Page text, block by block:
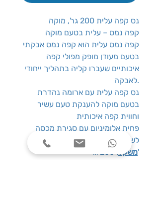
נס קפה עלית 200 גר', מוקה
קפה נמס – עלית בטעם מוקה
קפה נמס עלית הוא קפה נמס אבקתי
בטעם מעודן מופק מפולי קפה
איכותיים שעברו קליה בתהליך ייחודי
לאבקה.
נס קפה עלית עם ארומה נהדרת
בטעם מוקה להענקת טעם עשיר
וחווית קפה איכותית
פחית אלומיניום עם סגירת מכסה
לשמירת הטריות
משקל: 200 גר'